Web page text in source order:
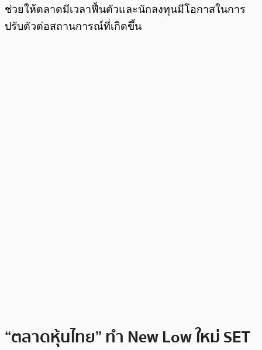
ช่วยให้ตลาดมีเวลาฟื้นตัวและนักลงทุนมีโอกาสในการ
ปรับตัวต่อสถานการณ์ที่เกิดขึ้น
“ตลาดหุ้นไทย” ทำ New Low ใหม่ SET